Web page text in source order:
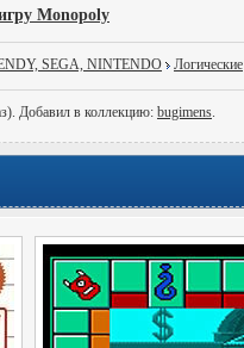
Monopoly
SEGA, NINTENDO Логические
Добавил в коллекцию: bugimens.